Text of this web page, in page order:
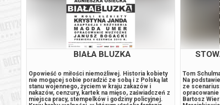
BIAŁA BLUZKA
Opowieść o miłości niemożliwej. Historia kobiety
nie mogącej sobie poradzić ze sobą i z Polską lat
stanu wojennego, życiem w kraju zakazów i
nakazów, cenzury, kartek na mięso, zaświadczeń z
miejsca pracy, stempelków i godziny policyjnej.
Tom
Na
ze
Bartosz